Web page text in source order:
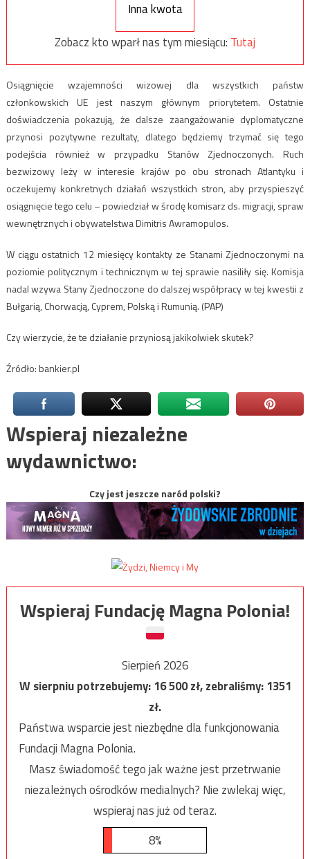
Inna kwota
Zobacz kto wparł nas tym miesiącu: Tutaj
Osiągnięcie wzajemności wizowej dla wszystkich państw
członkowskich UE jest naszym głównym priorytetem. Ostatnie
doświadczenia pokazują, że dalsze zaangażowanie dyplomatyczne
przynosi pozytywne rezultaty, dlatego będziemy trzymać się tego
podejścia również w przypadku Stanów Zjednoczonych. Ruch
bezwizowy leży w interesie krajów po obu stronach Atlantyku i
oczekujemy konkretnych działań wszystkich stron, aby przyspieszyć
osiągnięcie tego celu – powiedział w środę komisarz ds. migracji, spraw
wewnętrznych i obywatelstwa Dimitris Awramopulos.
W ciągu ostatnich 12 miesięcy kontakty ze Stanami Zjednoczonymi na
poziomie politycznym i technicznym w tej sprawie nasiliły się. Komisja
nadal wzywa Stany Zjednoczone do dalszej współpracy w tej kwestii z
Bułgarią, Chorwacją, Cyprem, Polską i Rumunią. (PAP)
Czy wierzycie, że te działanie przyniosą jakikolwiek skutek?
Źródło: bankier.pl
Wspieraj niezależne
wydawnictwo:
Czy jest jeszcze naród polski?
Wspieraj Fundację Magna Polonia!
Sierpień 2026
W sierpniu potrzebujemy:16 500zł, zebraliśmy:1351
zł.
Państwa wsparcie jest niezbędne dla funkcjonowania
Fundacji Magna Polonia.
Masz świadomość tego jak ważne jest przetrwanie
niezależnych ośrodków medialnych? Nie zwlekaj więc,
wspieraj nas już od teraz.
8%